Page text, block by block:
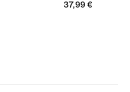
37,99 €
37,99 €